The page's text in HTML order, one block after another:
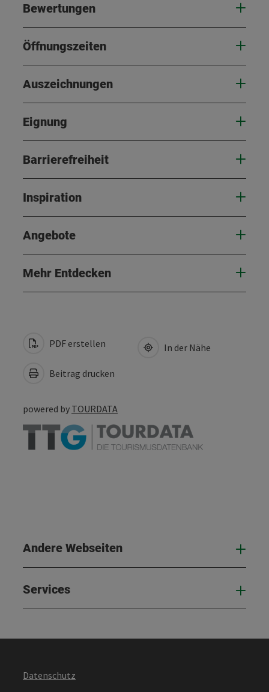
Bewertungen
Öffnungszeiten
Auszeichnungen
Eignung
Barrierefreiheit
Inspiration
Angebote
Mehr Entdecken
PDF erstellen
Beitrag drucken
In der Nähe
powered by TOURDATA
Andere Webseiten
Services
Datenschutz